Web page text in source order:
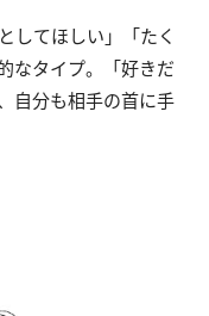
してほしい」「たく
なタイプ。「好きだ
自分も相手の首に手